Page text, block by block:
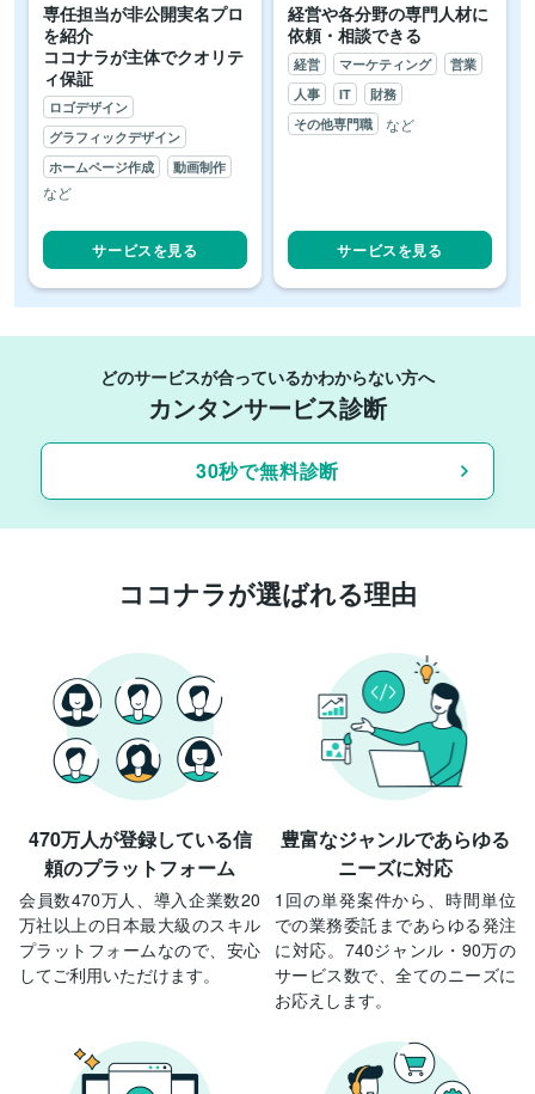
専任担当が非公開実名プロ
を紹介
ココナラが主体でクオリテ
ィ保証
ロゴデザイン
グラフィックデザイン
ホームページ作成
動画制作
など
サービスを見る
経営や各分野の専門人材に
依頼・相談できる
経営 マーケティング
営業
人事
IT
財務
その他専門職
など
サービスを見る
どのサービスが合っているかわからない方へ
カンタンサービス診断
30秒で無料診断
ココナラが選ばれる理由
470万人が登録している信
頼のプラットフォーム
会員数470万人、導入企業数20
万社以上の日本最大級のスキル
プラットフォームなので、安心
してご利用いただけます。
豊富なジャンルであらゆる
ニーズに対応
1回の単発案件から、時間単位
での業務委託まであらゆる発注
に対応。740ジャンル・90万の
サービス数で、全てのニーズに
お応えします。